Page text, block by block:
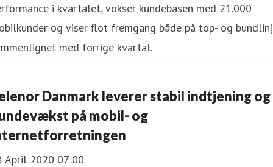
i kvartalet, vokser kundebasen med 21.000
og viser flot fremgang både på top- og
med forrige kvartal.
Danmark leverer stabil indtjening og
på mobil- og
April 2020 07:00